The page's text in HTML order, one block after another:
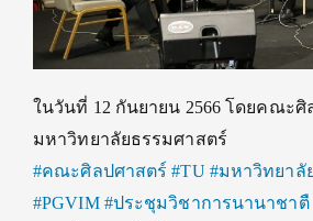
ในวันที่ 12 กันยายน 2566 โดยคณะศิ
มหาวิทยาลัยธรรมศาสตร์
#คณะศิลปศาสตร์ #TU #มหาวิทยาลั
#PGVIM #ประชุมวิชาการนานาชาตื